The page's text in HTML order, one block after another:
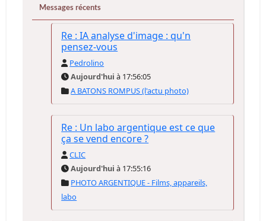
Messages récents
Re : IA analyse d'image : qu'n
pensez-vous
Pedrolino
Aujourd'hui à 17:56:05
A BATONS ROMPUS (l'actu photo)
Re : Un labo argentique est ce que
ça se vend encore ?
CLIC
Aujourd'hui à 17:55:16
PHOTO ARGENTIQUE - Films, appareils,
labo